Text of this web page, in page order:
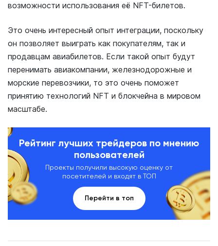
возможности использования её NFT-билетов.
Это очень интересный опыт интеграции, поскольку
он позволяет выиграть как покупателям, так и
продавцам авиабилетов. Если такой опыт будут
перенимать авиакомпании, железнодорожные и
морские перевозчики, то это очень поможет
принятию технологий NFT и блокчейна в мировом
масштабе.
Рейтинг лучших трейдеров по мнению
пользователей
Проекты получили высокую оценку от
посетителей и входят в ТОП
Перейти в топ